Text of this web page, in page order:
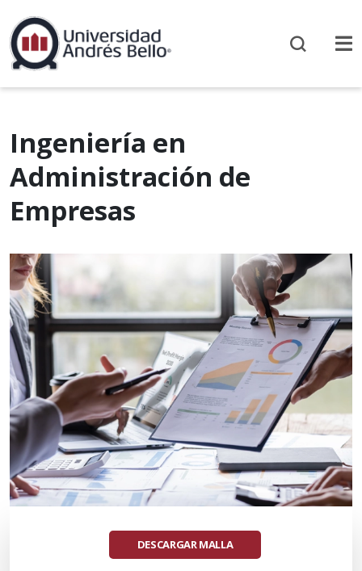
Ingeniería en
Administración de
Empresas
DESCARGAR MALLA